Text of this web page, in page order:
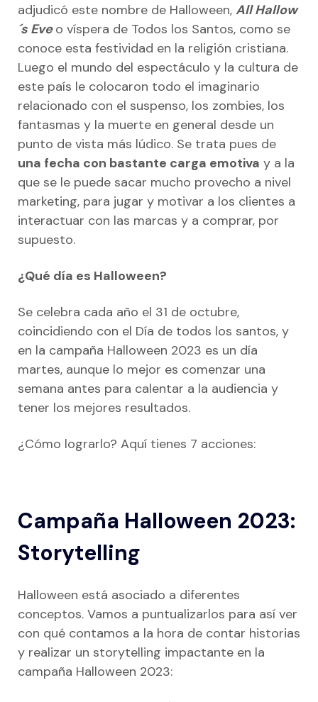
adjudicó este nombre de Halloween, All Hallow
´s Eve o víspera de Todos los Santos, como se
conoce esta festividad en la religión cristiana.
Luego el mundo del espectáculo y la cultura de
este país le colocaron todo el imaginario
relacionado con el suspenso, los zombies, los
fantasmas y la muerte en general desde un
punto de vista más lúdico. Se trata pues de
una fecha con bastante carga emotiva y a la
que se le puede sacar mucho provecho a nivel
marketing, para jugar y motivar a los clientes a
interactuar con las marcas y a comprar, por
supuesto.
¿Qué día es Halloween?
Se celebra cada año el 31 de octubre,
coincidiendo con el Día de todos los santos, y
en la campaña Halloween 2023 es un día
martes, aunque lo mejor es comenzar una
semana antes para calentar a la audiencia y
tener los mejores resultados.
¿Cómo lograrlo? Aquí tienes 7 acciones:
Campaña Halloween 2023:
Storytelling
Halloween está asociado a diferentes
conceptos. Vamos a puntualizarlos para así ver
con qué contamos a la hora de contar historias
y realizar un storytelling impactante en la
campaña Halloween 2023: